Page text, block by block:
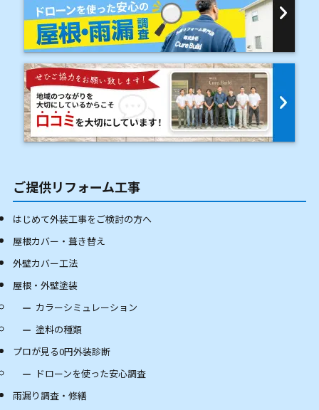
ご提供リフォーム工事
はじめて外装工事をご検討の方へ
屋根カバー・葺き替え
外壁カバー工法
屋根・外壁塗装
カラーシミュレーション
塗料の種類
プロが見る0円外装診断
ドローンを使った安心調査
雨漏り調査・修繕